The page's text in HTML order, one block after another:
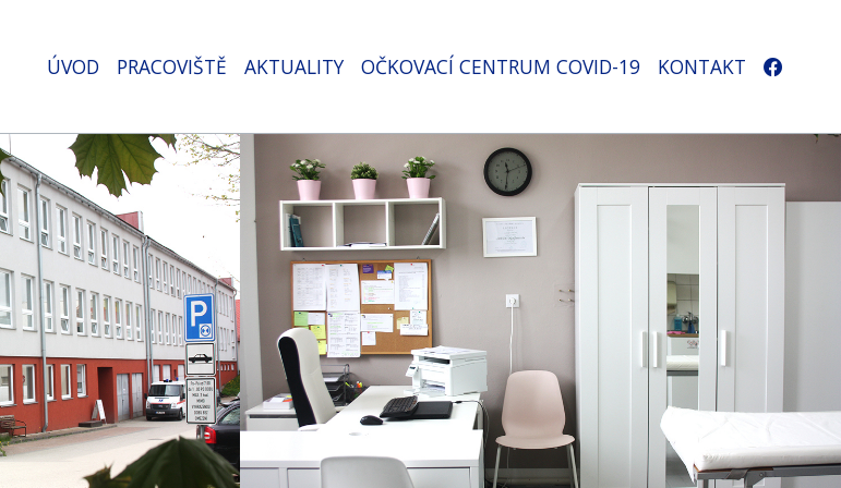
ÚVOD PRACOVIŠTĚ AKTUALITY OČKOVACÍ CENTRUM COVID-19 KONTAKT